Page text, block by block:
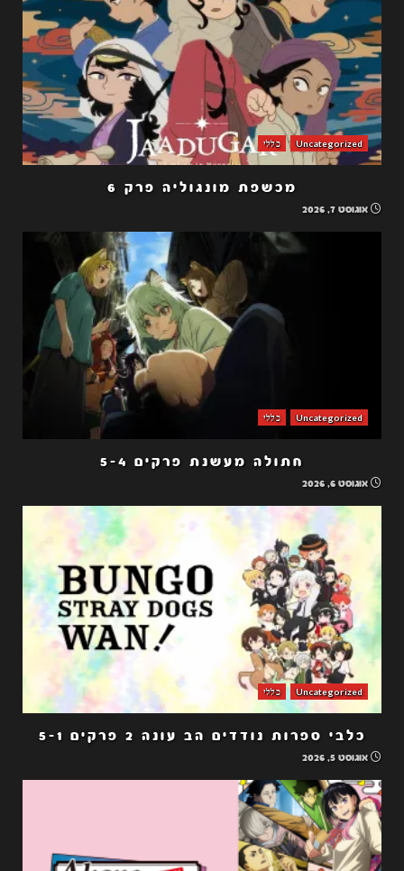
Uncategorized כללי
מכשפת מונגוליה פרק 6
אוגוסט 7, 2026
Uncategorized כללי
חתולה מעשנת פרקים 5-4
אוגוסט 6, 2026
Uncategorized כללי
כלבי ספרות נודדים הב עונה 2 פרקים 5-1
אוגוסט 5, 2026